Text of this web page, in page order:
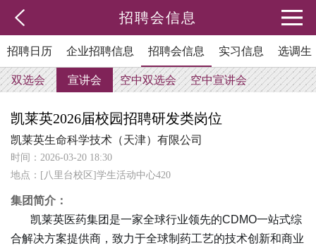
招聘会信息
招聘日历 企业招聘信息 招聘会信息 实习信息 选调生
双选会 宣讲会 空中双选会 空中宣讲会
凯莱英2026届校园招聘研发类岗位
凯莱英生命科学技术（天津）有限公司
时间：2026-03-20 18:30
地点：[八里台校区]学生活动中心420
集团简介：
凯莱英医药集团是一家全球行业领先的CDMO一站式综
合解决方案提供商，致力于全球制药工艺的技术创新和商业